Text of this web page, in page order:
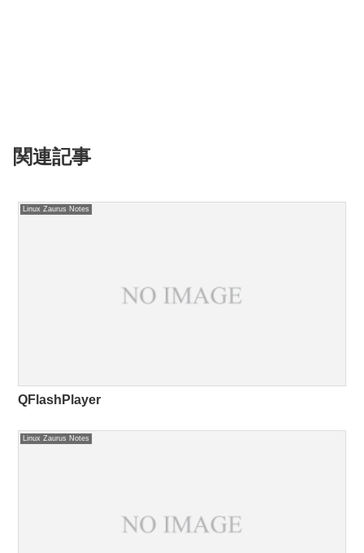
関連記事
Linux Zaurus Notes
QFlashPlayer
Linux Zaurus Notes